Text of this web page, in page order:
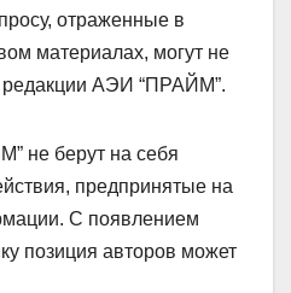
отраженные в
материалах, могут не
редакции АЭИ “ПРАЙМ”.
не берут на себя
предпринятые на
С появлением
позиция авторов может